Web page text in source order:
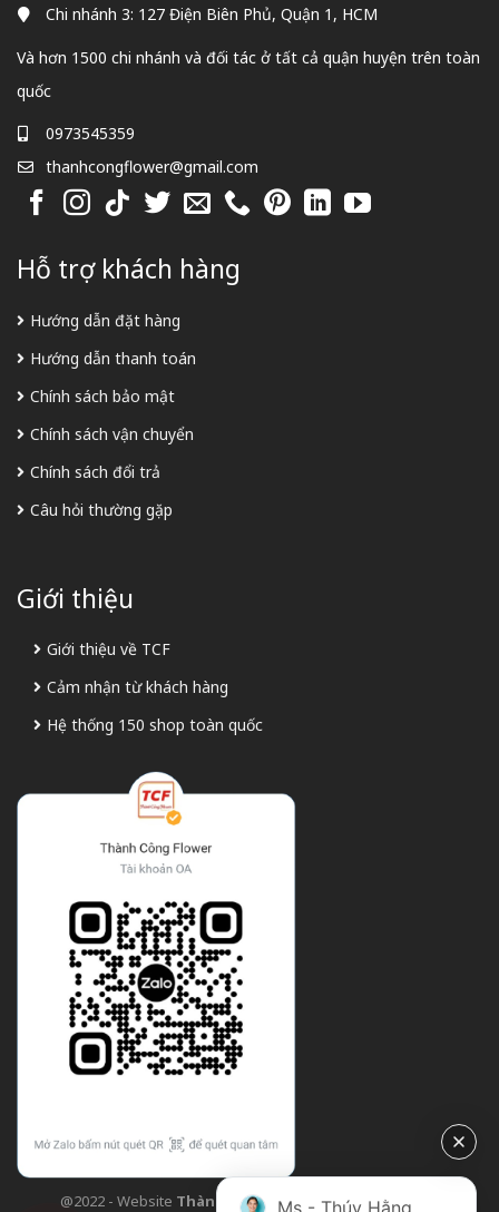
Chi nhánh 3: 127 Điện Biên Phủ, Quận 1, HCM
Và hơn 1500 chi nhánh và đối tác ở tất cả quận huyện trên toàn
quốc
0973545359
thanhcongflower@gmail.com
Hỗ trợ khách hàng
Hướng dẫn đặt hàng
Hướng dẫn thanh toán
Chính sách bảo mật
Chính sách vận chuyển
Chính sách đổi trả
Câu hỏi thường gặp
Giới thiệu
Giới thiệu về TCF
Cảm nhận từ khách hàng
Hệ thống 150 shop toàn quốc
@2022 - Website Thành Công Flower| Design bởi
Ms - Thúy Hằng